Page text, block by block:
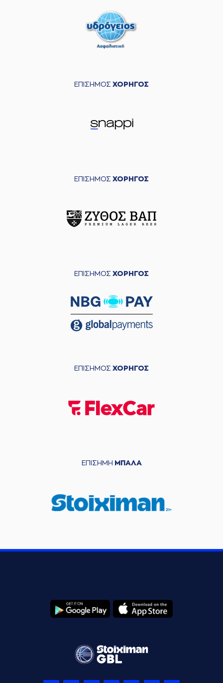
ΕΠΙΣΗΜΟΣ ΧΟΡΗΓΟΣ
ΕΠΙΣΗΜΟΣ ΧΟΡΗΓΟΣ
ΕΠΙΣΗΜΟΣ ΧΟΡΗΓΟΣ
ΕΠΙΣΗΜΟΣ ΧΟΡΗΓΟΣ
ΕΠΙΣΗΜΗ ΜΠΑΛΑ